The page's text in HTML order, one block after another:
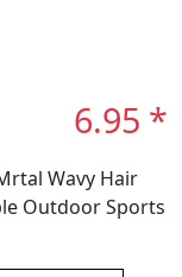
6.95 *
Wavy Hair
Outdoor Sports